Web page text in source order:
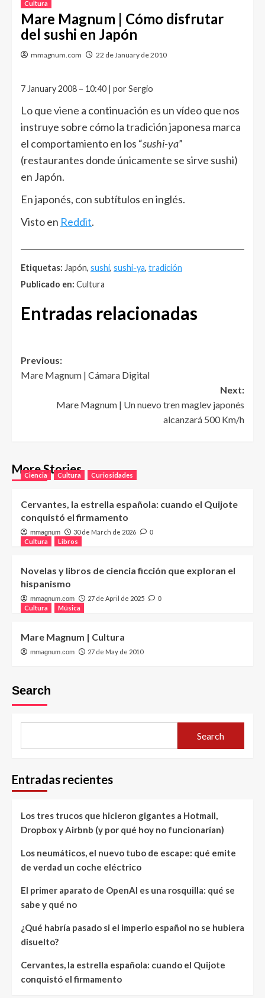
Cultura
Mare Magnum | Cómo disfrutar
del sushi en Japón
mmagnum.com 22 de January de 2010
7 January 2008 – 10:40 | por Sergio
Lo que viene a continuación es un vídeo que nos
instruye sobre cómo la tradición japonesa marca
el comportamiento en los “sushi-ya”
(restaurantes donde únicamente se sirve sushi)
en Japón.
En japonés, con subtítulos en inglés.
Visto en Reddit.
Etiquetas: Japón, sushi, sushi-ya, tradición
Publicado en: Cultura
Entradas relacionadas
Post
navigation
Previous:
Mare Magnum | Cámara Digital
Next:
Mare Magnum | Un nuevo tren maglev japonés
alcanzará 500 Km/h
More Stories
Ciencia Cultura Curiosidades
Cervantes, la estrella española: cuando el Quijote
conquistó el firmamento
mmagnum 30 de March de 2026 0
Cultura Libros
Novelas y libros de ciencia ficción que exploran el
hispanismo
mmagnum.com 27 de April de 2025 0
Cultura Música
Mare Magnum | Cultura
mmagnum.com 27 de May de 2010
Search
Search
Entradas recientes
Los tres trucos que hicieron gigantes a Hotmail,
Dropbox y Airbnb (y por qué hoy no funcionarían)
Los neumáticos, el nuevo tubo de escape: qué emite
de verdad un coche eléctrico
El primer aparato de OpenAI es una rosquilla: qué se
sabe y qué no
¿Qué habría pasado si el imperio español no se hubiera
disuelto?
Cervantes, la estrella española: cuando el Quijote
conquistó el firmamento